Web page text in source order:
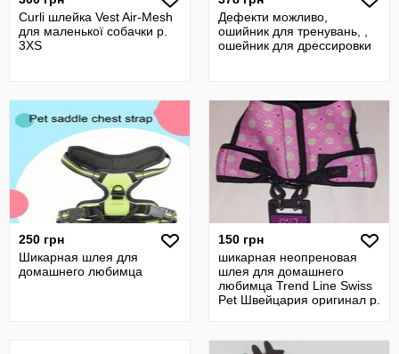
Curli шлейка Vest Air-Mesh
для маленької собачки р.
3XS
Дефекти можливо,
ошийник для тренувань, ,
ошейник для дрессировки
250 грн
Шикарная шлея для
домашнего любимца
150 грн
шикарная неопреновая
шлея для домашнего
любимца Trend Line Swiss
Pet Швейцария оригинал р.